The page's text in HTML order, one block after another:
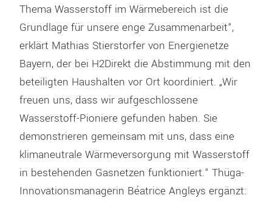
Thema Wasserstoff im Wärmebereich ist die
Grundlage für unsere enge Zusammenarbeit“,
erklärt Mathias Stierstorfer von Energienetze
Bayern, der bei H2Direkt die Abstimmung mit den
beteiligten Haushalten vor Ort koordiniert. „Wir
freuen uns, dass wir aufgeschlossene
Wasserstoff-Pioniere gefunden haben. Sie
demonstrieren gemeinsam mit uns, dass eine
klimaneutrale Wärmeversorgung mit Wasserstoff
in bestehenden Gasnetzen funktioniert.“ Thüga-
Innovationsmanagerin Béatrice Angleys ergänzt: